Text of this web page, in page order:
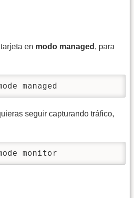
en modo managed , para
managed
seguir capturando tráfico,
monitor